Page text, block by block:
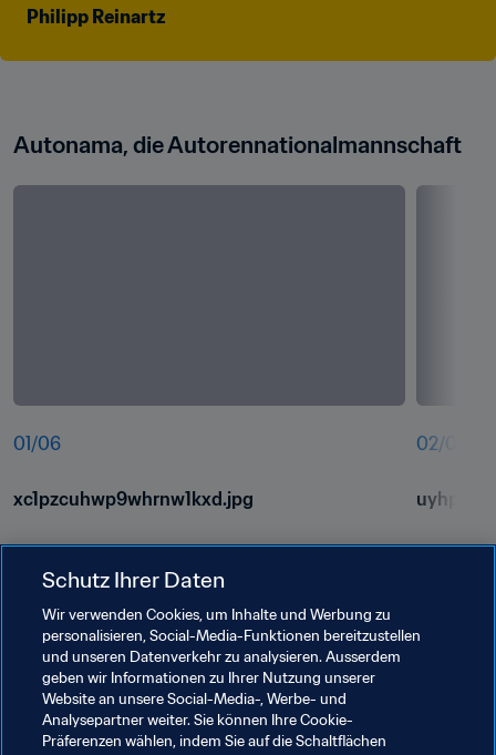
Philipp Reinartz
Autonama, die Autorennationalmannschaft
01 /06
xc1pzcuhwp9whrnw1kxd.jpg
02/06
Images courtesy of Autonama / Portrait von Philipp
Reinartz Copyright ® Janina Wagner
Schutz Ihrer Daten
Wir verwenden Cookies, um Inhalte und Werbung zu
personalisieren, Social-Media-Funktionen bereitzustellen
und unseren Datenverkehr zu analysieren. Ausserdem
geben wir Informationen zu Ihrer Nutzung unserer
Website an unsere Social-Media-, Werbe- und
Analysepartner weiter. Sie können Ihre Cookie-
Präferenzen wählen, indem Sie auf die Schaltflächen